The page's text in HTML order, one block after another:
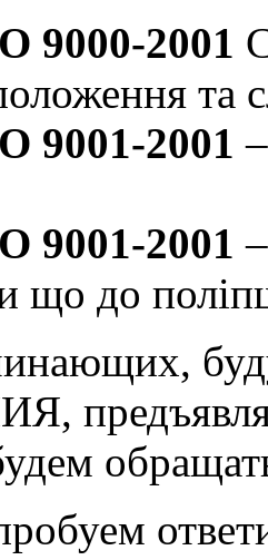
9000-2001
та
9001-2001
9001-2001
що до